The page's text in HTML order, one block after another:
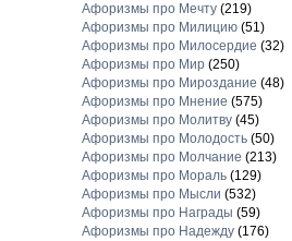
Афоризмы про Мечту(219)
Афоризмы про Милицию(51)
Афоризмы про Милосердие (32)
Афоризмы про Мир(250)
Афоризмы про Мироздание (48)
Афоризмы про Мнение (575)
Афоризмы про Молитву(45)
Афоризмы про Молодость(50)
Афоризмы про Молчание (213)
Афоризмы про Мораль(129)
Афоризмы про Мысли (532)
Афоризмы про Награды (59)
Афоризмы про Надежду(176)